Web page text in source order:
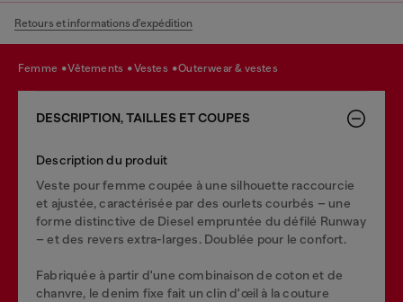
Retours et informations d'expédition
femme vêtements vestes outerwear & vestes
DESCRIPTION, TAILLES ET COUPES
Description du produit
Veste pour femme coupée à une silhouette raccourcie
et ajustée, caractérisée par des ourlets courbés – une
forme distinctive de Diesel empruntée du défilé Runway
– et des revers extra-larges. Doublée pour le confort.
Fabriquée à partir d'une combinaison de coton et de
chanvre, le denim fixe fait un clin d'œil à la couture